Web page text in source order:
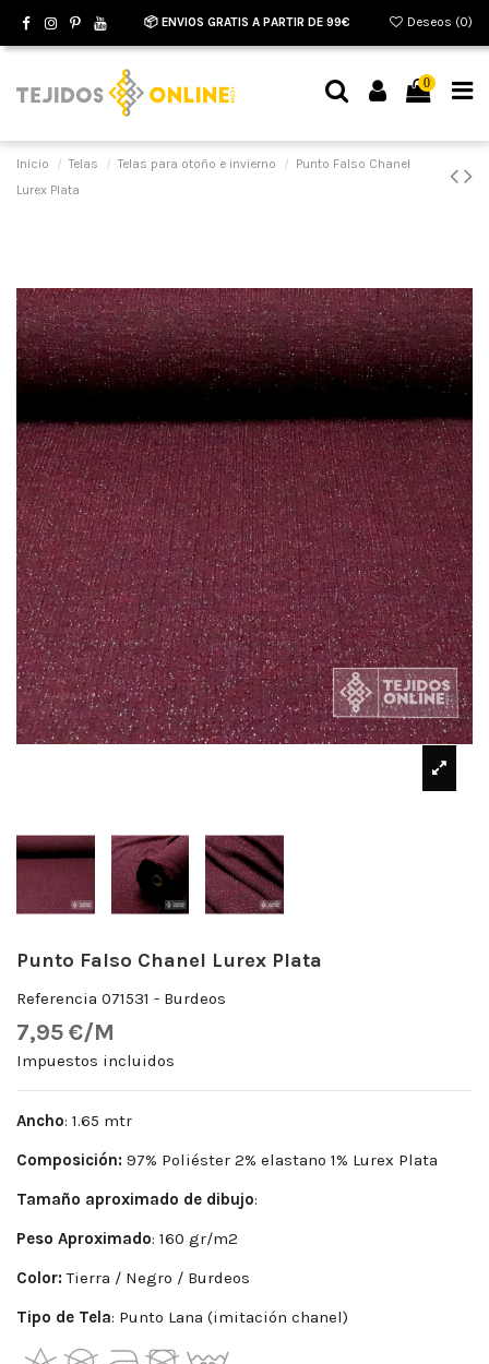
📦 ENVIOS GRATIS A PARTIR DE 99€ Deseos (0)
0
Inicio Telas Telas para otoño e invierno
Punto Falso Chanel
Lurex Plata
Punto Falso Chanel Lurex Plata
Referencia 071531 - Burdeos
7,95 €/M
Impuestos incluidos
Ancho: 1.65 mtr
Composición: 97% Poliéster 2% elastano 1% Lurex Plata
Tamaño aproximado de dibujo:
Peso Aproximado: 160 gr/m2
Color:Tierra / Negro / Burdeos
Tipo de Tela: Punto Lana (imitación chanel)